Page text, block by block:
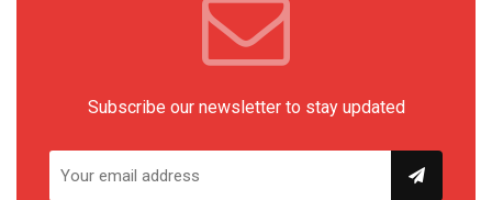
Subscribe our newsletter to stay updated